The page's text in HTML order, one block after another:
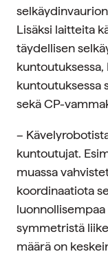
Lisäksi laitteita
täydellisen
kuntoutuksessa
sekä CP-
–
kuntoutujat.
muassa
koordinaatiota
symmetristä
määrä on